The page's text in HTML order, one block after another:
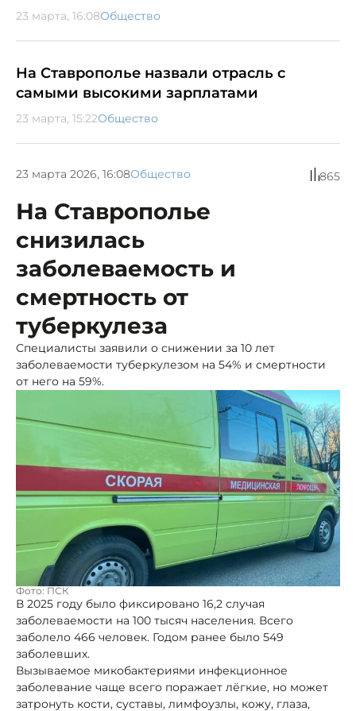
23 марта, 16:08Общество
На Ставрополье назвали отрасль с
самыми высокими зарплатами
23 марта, 15:22Общество
23 марта 2026, 16:08Общество 865
На Ставрополье
снизилась
заболеваемость и
смертность от
туберкулеза
Специалисты заявили о снижении за 10 лет
заболеваемости туберкулезом на 54% и смертности
от него на 59%.
Фото: ПСК
В 2025 году было фиксировано 16,2 случая
заболеваемости на 100 тысяч населения. Всего
заболело 466 человек. Годом ранее было 549
заболевших.
Вызываемое микобактериями инфекционное
заболевание чаще всего поражает лёгкие, но может
затронуть кости, суставы, лимфоузлы, кожу, глаза,